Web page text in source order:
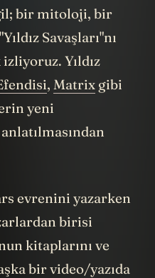
bir mitoloji, bir
Savaşları"nı
Yıldız
, Matrix gibi
yeni
evrenini yazarken
birisi
kitaplarını ve
bir video/yazıda